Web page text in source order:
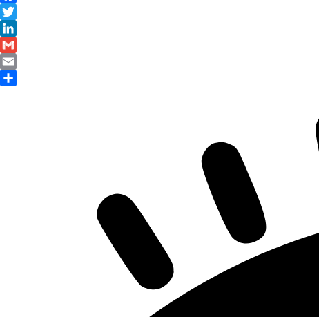
Facebook
Twitter
LinkedIn
Gmail
Email